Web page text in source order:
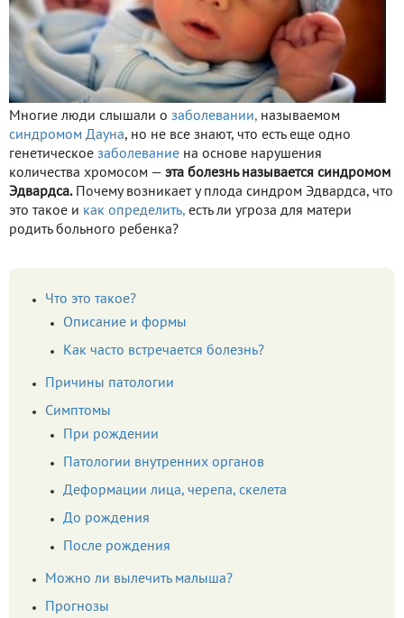
Многие люди слышали о заболевании, называемом
синдромом Дауна, но не все знают, что есть еще одно
генетическое заболевание на основе нарушения
количества хромосом — эта болезнь называется синдромом
Эдвардса.Почему возникает у плода синдром Эдвардса, что
это такое и как определить, есть ли угроза для матери
родить больного ребенка?
Что это такое?
Описание и формы
Как часто встречается болезнь?
Причины патологии
Симптомы
При рождении
Патологии внутренних органов
Деформации лица, черепа, скелета
До рождения
После рождения
Можно ли вылечить малыша?
Прогнозы